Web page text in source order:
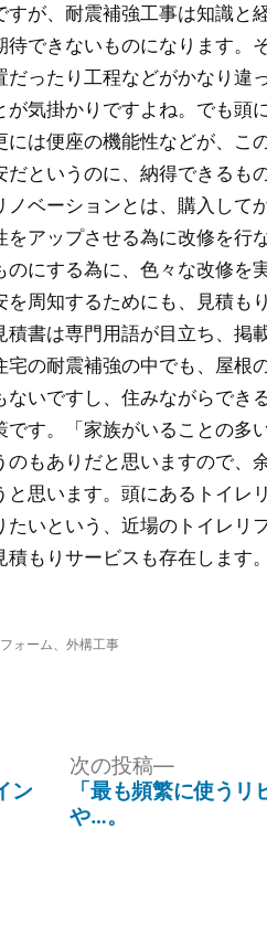
すが、耐震補強工事は知識と
待できないものになります。
だったり工程などがかなり違
が気掛かりですよね。でも頭
には便座の機能性などが、こ
だというのに、納得できるも
ノベーションとは、購入して
をアップさせる為に改修を行
のにする為に、色々な改修を
を周知するためにも、見積も
積書は専門用語が目立ち、掲
宅の耐震補強の中でも、屋根
ないですし、住みながらでき
です。「家族がいることの多
のもありだと思いますので、
思います。頭にあるトイレ
たいという、近場のトイレリ
もりサービスも存在します。
ォーム
外構工事
ン
次の投稿
次
の
「最も頻繁に使うリ
や…。